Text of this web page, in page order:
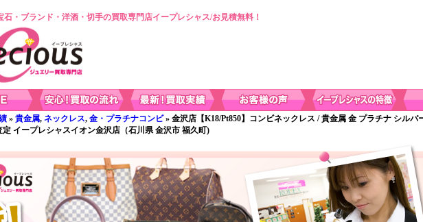
石・ブランド・洋酒・切手の買取専門店イープレシャス/お見積無料！
» 貴金属, ネックレス, 金・プラチナコンビ» 金沢店【K18/Pt850】コンビネックレス / 貴金属 金 プラチナ シルバ
イープレシャスイオン金沢店（石川県 金沢市 福久町)